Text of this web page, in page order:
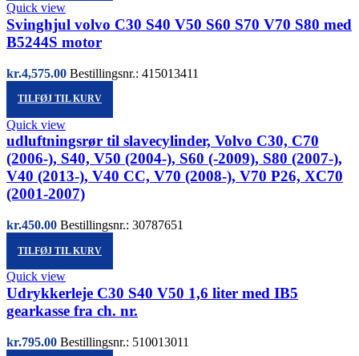
Quick view
Svinghjul volvo C30 S40 V50 S60 S70 V70 S80 med
B5244S motor
kr.4,575.00 Bestillingsnr.: 415013411
TILFØJ TIL KURV
Quick view
udluftningsrør til slavecylinder, Volvo C30, C70
(2006-), S40, V50 (2004-), S60 (-2009), S80 (2007-),
V40 (2013-), V40 CC, V70 (2008-), V70 P26, XC70
(2001-2007)
kr.450.00 Bestillingsnr.: 30787651
TILFØJ TIL KURV
Quick view
Udrykkerleje C30 S40 V50 1,6 liter med IB5
gearkasse fra ch. nr.
kr.795.00 Bestillingsnr.: 510013011